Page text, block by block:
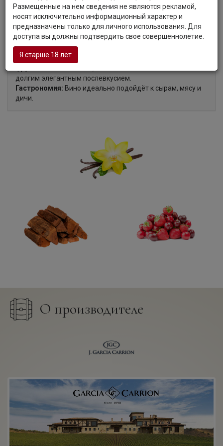
Цвет:Вино красного цвета с фиолетовым оттенком.
Аромат:Вино имеет аромат красных ягод, ванили,
оттенки древесины.
Вкус:Интенсивный вкус вина наполнен разнообразными
долгим элегантным послевкусием.
Гастрономия: Вино идеально подойдёт к сырам, мясу и
дичи.
О производителе
Размещенные на нем сведения не являются рекламой,
носят исключительно информационный характер и
предназначены только для личного использования. Для
доступа вы должны подтвердить свое совершеннолетие.
Я старше 18 лет